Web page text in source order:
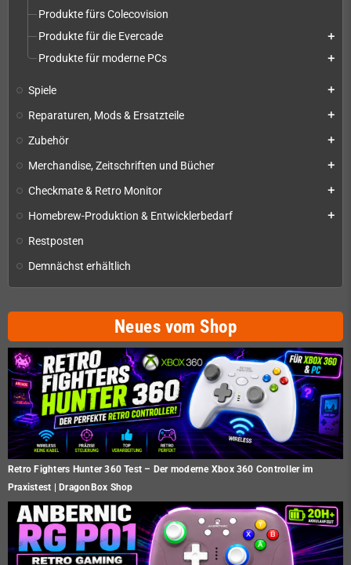
Produkte fürs Colecovision
Produkte für die Evercade
add
Produkte für moderne PCs add
Spiele add
Reparaturen, Mods & Ersatzteile add
Zubehör add
Merchandise, Zeitschriften und Bücher add
Checkmate & Retro Monitor add
Homebrew-Produktion & Entwicklerbedarf add
Restposten
Demnächst erhältlich
Neues vom Shop
Retro Fighters Hunter 360 Test – Der moderne Xbox 360 Controller im
Praxistest | DragonBox Shop